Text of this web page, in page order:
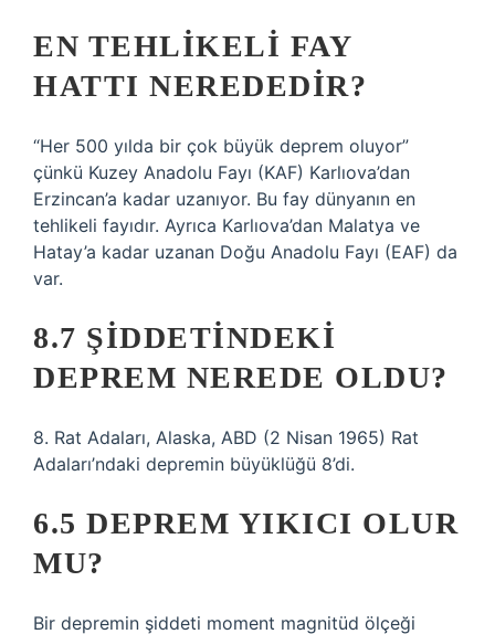
EN TEHLIKELI FAY
HATTI NEREDEDIR?
“Her 500 yılda bir çok büyük deprem oluyor”
çünkü Kuzey Anadolu Fayı (KAF) Karlıova’dan
Erzincan’a kadar uzanıyor. Bu fay dünyanın en
tehlikeli fayıdır. Ayrıca Karlıova’dan Malatya ve
Hatay’a kadar uzanan Doğu Anadolu Fayı (EAF) da
var.
8.7 ŞIDDETINDEKI
DEPREM NEREDE OLDU?
8. Rat Adaları, Alaska, ABD (2 Nisan 1965) Rat
Adaları’ndaki depremin büyüklüğü 8’di.
6.5 DEPREM YIKICI OLUR
MU?
Bir depremin şiddeti moment magnitüd ölçeği